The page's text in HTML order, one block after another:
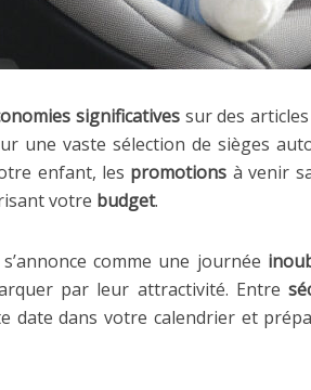
significativessur des articles
une vaste sélection de sièges
enfant, les promotions à venir
votre budget.
comme une journée
par leur attractivité. Entre
date dans votre calendrier et